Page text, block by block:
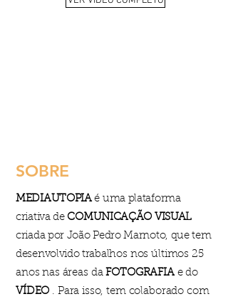
SOBRE
MEDIAUTOPIAé uma plataforma
criativa de COMUNICAÇÃO VISUAL
criada por João Pedro Marnoto, que tem
desenvolvido trabalhos nos últimos 25
anos nas áreas daFOTOGRAFIAe do
VÍDEO . Para isso, tem colaborado com